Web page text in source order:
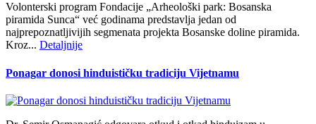
Volonterski program Fondacije „Arheološki park: Bosanska
piramida Sunca“ već godinama predstavlja jedan od
najprepoznatljivijih segmenata projekta Bosanske doline piramida.
Kroz... Detaljnije
Ponagar donosi hinduističku tradiciju Vijetnamu